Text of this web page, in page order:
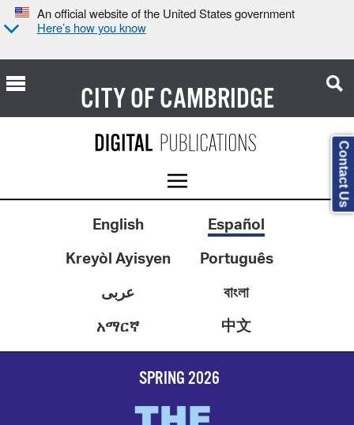
An official website of the United States government
Here’s how you know
CITY OFCAMBRIDGE
English
Español
Kreyòl Ayisyen
Português
عربى
বাংলা
አማርኛ
中文
SPRING 2026
Contact Us